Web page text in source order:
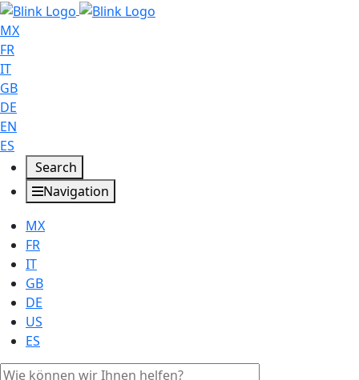
MX
FR
IT
GB
DE
EN
ES
Search
Navigation
MX
FR
IT
GB
DE
US
ES